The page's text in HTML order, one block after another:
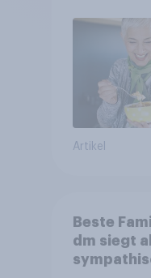
Artikel
Beste
dm siegt